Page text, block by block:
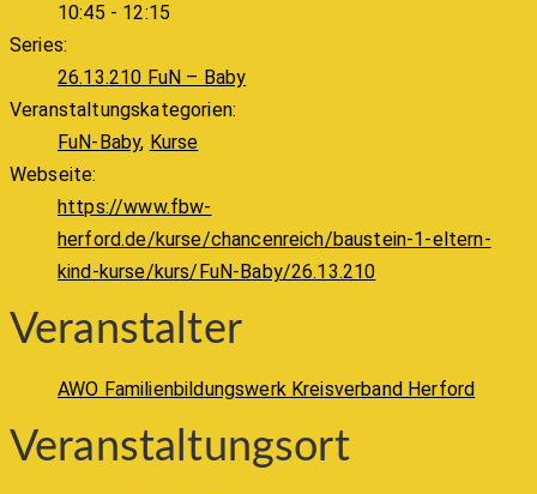
10:45 - 12:15
Series:
26.13.210 FuN – Baby
Veranstaltungskategorien:
FuN-Baby, Kurse
Webseite:
https://www.fbw-
herford.de/kurse/chancenreich/baustein-1-eltern-
kind-kurse/kurs/FuN-Baby/26.13.210
Veranstalter
AWO Familienbildungswerk Kreisverband Herford
Veranstaltungsort